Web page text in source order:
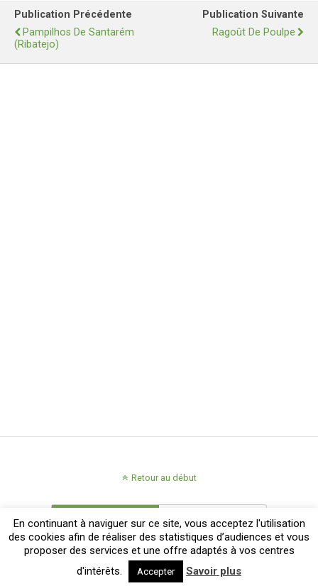
Publication Précédente
Pampilhos De Santarém
(Ribatejo)
Publication Suivante
Ragoût De Poulpe
Retour au début
En continuant à naviguer sur ce site, vous acceptez l'utilisation
des cookies afin de réaliser des statistiques d’audiences et vous
proposer des services et une offre adaptés à vos centres
d'intérêts.
Accepter Savoir plus